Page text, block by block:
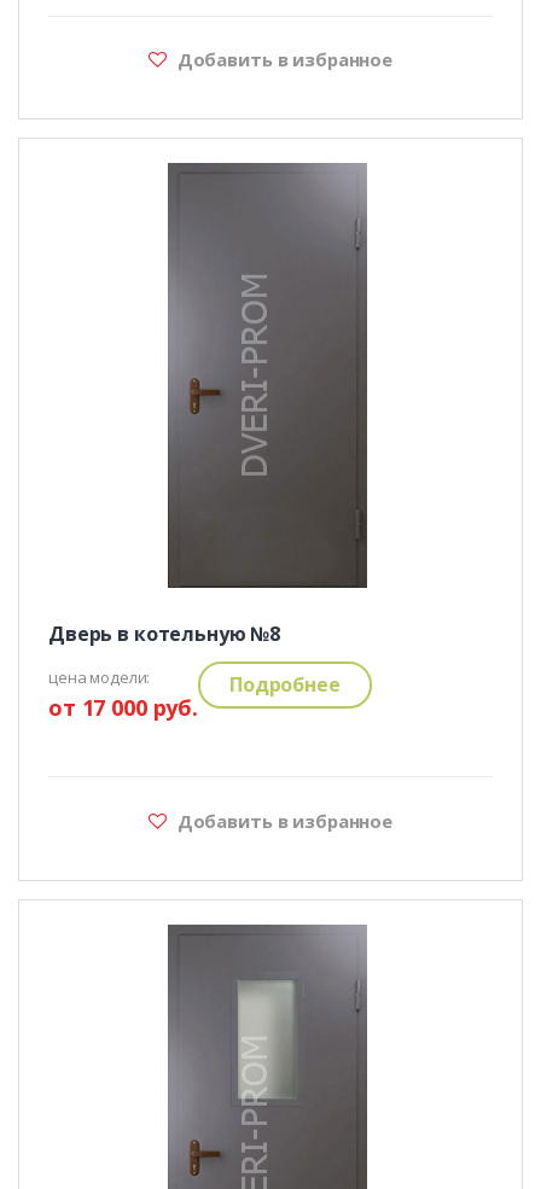
Добавить в избранное
Дверь в котельную №8
цена модели:
от 17 000 руб.
Подробнее
Добавить в избранное